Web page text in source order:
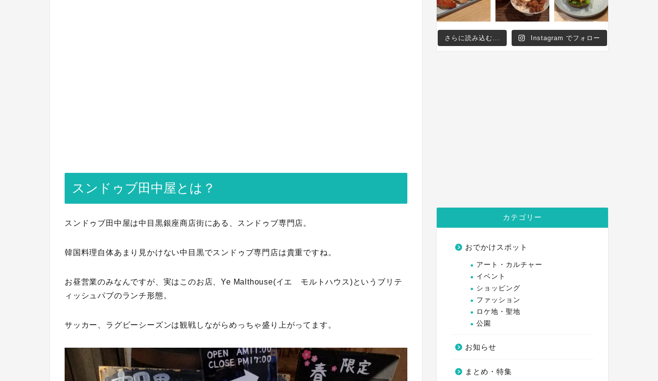
スンドゥブ田中屋とは？
スンドゥブ田中屋は中目黒銀座商店街にある、スンドゥブ専門店。
韓国料理自体あまり見かけない中目黒でスンドゥブ専門店は貴重ですね。
お昼営業のみなんですが、実はこのお店、Ye Malthouse(イエ モルトハウス)というブリテ
ィッシュパブのランチ形態。
サッカー、ラグビーシーズンは観戦しながらめっちゃ盛り上がってます。
さらに読み込む... Instagram でフォロー
カテゴリー
おでかけスポット
アート・カルチャー
イベント
ショッピング
ファッション
ロケ地・聖地
公園
お知らせ
まとめ・特集